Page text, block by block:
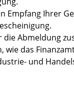
Empfang Ihrer
die Abmeldung
wie das
und